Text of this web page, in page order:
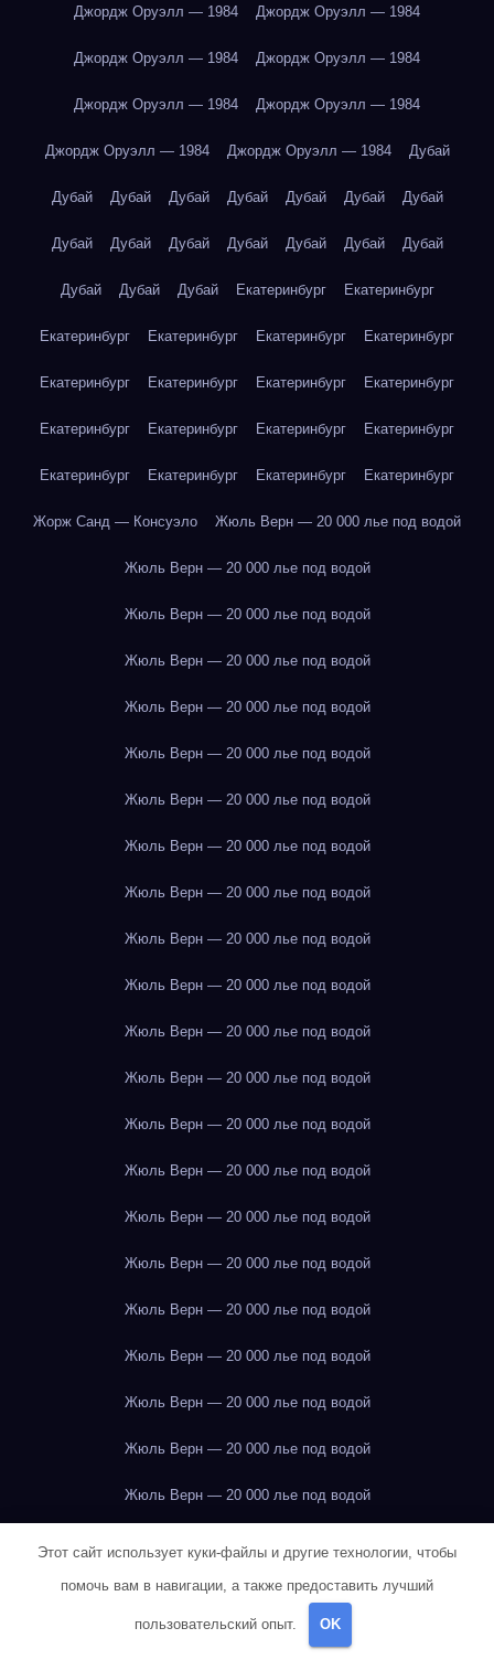
Джордж Оруэлл — 1984 Джордж Оруэлл — 1984
Джордж Оруэлл — 1984 Джордж Оруэлл — 1984
Джордж Оруэлл — 1984 Джордж Оруэлл — 1984
Джордж Оруэлл — 1984 Джордж Оруэлл — 1984 Дубай
Дубай Дубай Дубай Дубай Дубай Дубай Дубай
Дубай Дубай Дубай Дубай Дубай Дубай Дубай
Дубай Дубай Дубай Екатеринбург Екатеринбург
Екатеринбург Екатеринбург Екатеринбург Екатеринбург
Екатеринбург Екатеринбург Екатеринбург Екатеринбург
Екатеринбург Екатеринбург Екатеринбург Екатеринбург
Екатеринбург Екатеринбург Екатеринбург Екатеринбург
Жорж Санд — Консуэло Жюль Верн — 20 000 лье под водой
Жюль Верн — 20 000 лье под водой
Жюль Верн — 20 000 лье под водой
Жюль Верн — 20 000 лье под водой
Жюль Верн — 20 000 лье под водой
Жюль Верн — 20 000 лье под водой
Жюль Верн — 20 000 лье под водой
Жюль Верн — 20 000 лье под водой
Жюль Верн — 20 000 лье под водой
Жюль Верн — 20 000 лье под водой
Жюль Верн — 20 000 лье под водой
Жюль Верн — 20 000 лье под водой
Жюль Верн — 20 000 лье под водой
Жюль Верн — 20 000 лье под водой
Жюль Верн — 20 000 лье под водой
Жюль Верн — 20 000 лье под водой
Жюль Верн — 20 000 лье под водой
Жюль Верн — 20 000 лье под водой
Жюль Верн — 20 000 лье под водой
Жюль Верн — 20 000 лье под водой
Жюль Верн — 20 000 лье под водой
Жюль Верн — 20 000 лье под водой
Жюль Верн — 20 000 лье под водой
Жюль Верн — 20 000 лье под водой
Этот сайт использует куки-файлы и другие технологии, чтобы
помочь вам в навигации, а также предоставить лучший
пользовательский опыт. OK